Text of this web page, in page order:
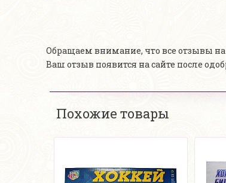
Обращаем внимание, что все отзывы
Ваш отзыв появится на сайте после
Похожие товары